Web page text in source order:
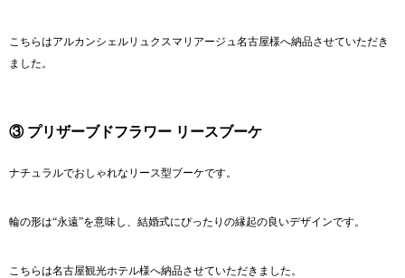
こちらはアルカンシェルリュクスマリアージュ名古屋様へ納品させていただき
ました。
③ プリザーブドフラワー リースブーケ
ナチュラルでおしゃれなリース型ブーケです。
輪の形は“永遠”を意味し、結婚式にぴったりの縁起の良いデザインです。
こちらは名古屋観光ホテル様へ納品させていただきました。